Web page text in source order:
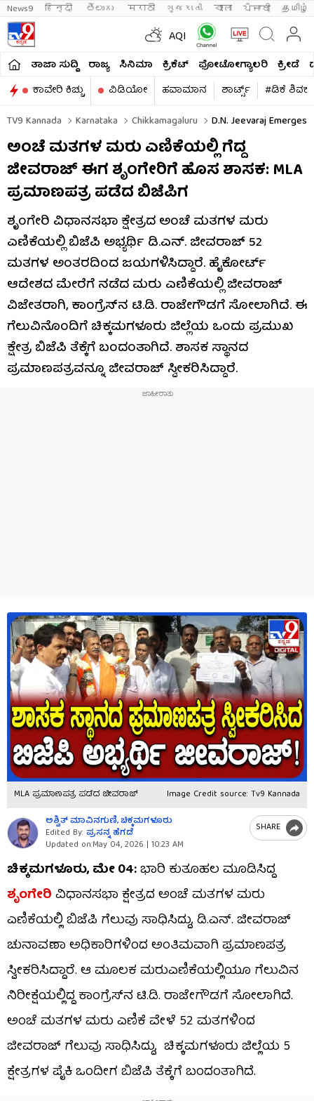
News9 हिन्दी తెలుగు मराठी ગુજરાતી বাংলা ਪੰਜਾਬੀ தமிழ்
AQI
ತಾಜಾ ಸುದ್ದಿ ರಾಜ್ಯ ಸಿನಿಮಾ ಕ್ರಿಕೆಟ್​ ಫೋಟೋಗ್ಯಾಲರಿ ಕ್ರೀಡೆ
ಕಾವೇರಿ ಕಿಚ್ಚು
ವಿಡಿಯೋ ಹವಾಮಾನ ಶಾರ್ಟ್ಸ್​
#ಡಿಕೆ
TV9 Kannada
Karnataka Chikkamagaluru D.N. Jeevaraj
ಅಂಚೆ ಮತಗಳ ಮರು ಎಣಿಕೆಯಲ್ಲಿ ಗೆದ್ದ
ಜೀವರಾಜ್​​ ಈಗ ಶೃಂಗೇರಿಗೆ ಹೊಸ ಶಾಸಕ: MLA
ಪ್ರಮಾಣಪತ್ರ ಪಡೆದ ಬಿಜೆಪಿಗ
ಶೃಂಗೇರಿ ವಿಧಾನಸಭಾ ಕ್ಷೇತ್ರದ ಅಂಚೆ ಮತಗಳ ಮರು
ಎಣಿಕೆಯಲ್ಲಿ ಬಿಜೆಪಿ ಅಭ್ಯರ್ಥಿ ಡಿ.ಎನ್. ಜೀವರಾಜ್ 52
ಮತಗಳ ಅಂತರದಿಂದ ಜಯಗಳಿಸಿದ್ದಾರೆ. ಹೈಕೋರ್ಟ್
ಆದೇಶದ ಮೇರೆಗೆ ನಡೆದ ಮರು ಎಣಿಕೆಯಲ್ಲಿ ಜೀವರಾಜ್
ವಿಜೇತರಾಗಿ, ಕಾಂಗ್ರೆಸ್‌ನ ಟಿ.ಡಿ. ರಾಜೇಗೌಡಗೆ ಸೋಲಾಗಿದೆ. ಈ
ಗೆಲುವಿನೊಂದಿಗೆ ಚಿಕ್ಕಮಗಳೂರು ಜಿಲ್ಲೆಯ ಒಂದು ಪ್ರಮುಖ
ಕ್ಷೇತ್ರ ಬಿಜೆಪಿ ತೆಕ್ಕೆಗೆ ಬಂದಂತಾಗಿದೆ. ಶಾಸಕ ಸ್ಥಾನದ
ಪ್ರಮಾಣಪತ್ರವನ್ನೂ ಜೀವರಾಜ್​​ ಸ್ವೀಕರಿಸಿದ್ದಾರೆ.
MLA ಪ್ರಮಾಣಪತ್ರ ಪಡೆದ ಜೀವರಾಜ್​​
Image Credit source: Tv9 Kannada
ಅಶ್ವಿತ್ ಮಾವಿನಗುಣಿ, ಚಿಕ್ಕಮಗಳೂರು
Edited By: ಪ್ರಸನ್ನ ಹೆಗಡೆ
Updated on:May 04, 2026 | 10:23 AM
SHARE
ಚಿಕ್ಕಮಗಳೂರು, ಮೇ 04:ಭಾರಿ ಕುತೂಹಲ ಮೂಡಿಸಿದ್ದ
ಶೃಂಗೇರಿವಿಧಾನಸಭಾ ಕ್ಷೇತ್ರದ ಅಂಚೆ ಮತಗಳ ಮರು
ಎಣಿಕೆಯಲ್ಲಿ ಬಿಜೆಪಿ ಗೆಲುವು ಸಾಧಿಸಿದ್ದು, ಡಿ.ಎನ್. ಜೀವರಾಜ್
ಚುನಾವಣಾ ಅಧಿಕಾರಿಗಳಿಂದ ಅಂತಿಮವಾಗಿ ಪ್ರಮಾಣಪತ್ರ
ಸ್ವೀಕರಿಸಿದ್ದಾರೆ. ಆ ಮೂಲಕ ಮರುಎಣಿಕೆಯಲ್ಲಿಯೂ ಗೆಲುವಿನ
ನಿರೀಕ್ಷೆಯಲ್ಲಿದ್ದ ಕಾಂಗ್ರೆಸ್​​ನ ಟಿ.ಡಿ. ರಾಜೇಗೌಡಗೆ ಸೋಲಾಗಿದೆ.
ಅಂಚೆ ಮತಗಳ ಮರು ಎಣಿಕೆ ವೇಳೆ 52 ಮತಗಳಿಂದ
ಜೀವರಾಜ್​ ಗೆಲುವು ಸಾಧಿಸಿದ್ದು, ಚಿಕ್ಕಮಗಳೂರು ಜಿಲ್ಲೆಯ 5
ಕ್ಷೇತ್ರಗಳ ಪೈಕಿ ಒಂದೀಗ ಬಿಜೆಪಿ ತೆಕ್ಕೆಗೆ ಬಂದಂತಾಗಿದೆ.